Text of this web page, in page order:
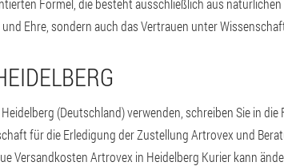
Formel, die besteht ausschließlich aus
Ehre, sondern auch das Vertrauen unter
(Deutschland) verwenden, schreiben Sie in
für die Erledigung der Zustellung Artrovex und
Versandkosten Artrovex in Heidelberg Kurier kann